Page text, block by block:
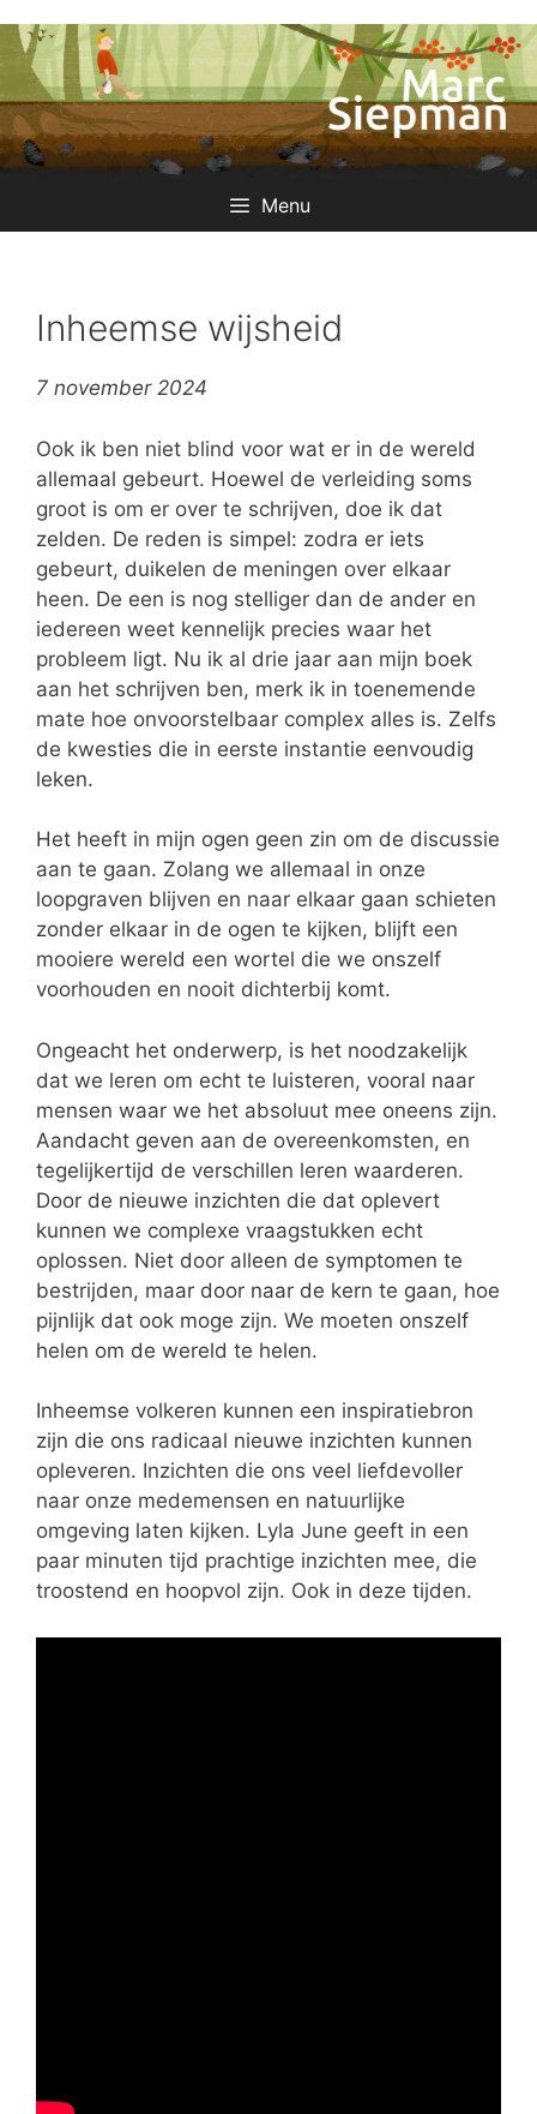
naar
inhoud
Menu
Inheemse wijsheid
7 november 2024
Ook ik ben niet blind voor wat er in de wereld
allemaal gebeurt. Hoewel de verleiding soms
groot is om er over te schrijven, doe ik dat
zelden. De reden is simpel: zodra er iets
gebeurt, duikelen de meningen over elkaar
heen. De een is nog stelliger dan de ander en
iedereen weet kennelijk precies waar het
probleem ligt. Nu ik al drie jaar aan mijn boek
aan het schrijven ben, merk ik in toenemende
mate hoe onvoorstelbaar complex alles is. Zelfs
de kwesties die in eerste instantie eenvoudig
leken.
Het heeft in mijn ogen geen zin om de discussie
aan te gaan. Zolang we allemaal in onze
loopgraven blijven en naar elkaar gaan schieten
zonder elkaar in de ogen te kijken, blijft een
mooiere wereld een wortel die we onszelf
voorhouden en nooit dichterbij komt.
Ongeacht het onderwerp, is het noodzakelijk
dat we leren om echt te luisteren, vooral naar
mensen waar we het absoluut mee oneens zijn.
Aandacht geven aan de overeenkomsten, en
tegelijkertijd de verschillen leren waarderen.
Door de nieuwe inzichten die dat oplevert
kunnen we complexe vraagstukken echt
oplossen. Niet door alleen de symptomen te
bestrijden, maar door naar de kern te gaan, hoe
pijnlijk dat ook moge zijn. We moeten onszelf
helen om de wereld te helen.
Inheemse volkeren kunnen een inspiratiebron
zijn die ons radicaal nieuwe inzichten kunnen
opleveren. Inzichten die ons veel liefdevoller
naar onze medemensen en natuurlijke
omgeving laten kijken. Lyla June geeft in een
paar minuten tijd prachtige inzichten mee, die
troostend en hoopvol zijn. Ook in deze tijden.